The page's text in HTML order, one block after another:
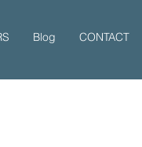
Blog CONTACT